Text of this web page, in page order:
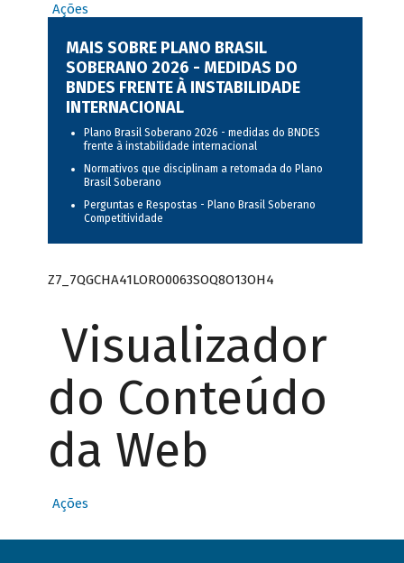
Ações
MAIS SOBRE PLANO BRASIL
SOBERANO 2026 - MEDIDAS DO
BNDES FRENTE À INSTABILIDADE
INTERNACIONAL
Plano Brasil Soberano 2026 - medidas do BNDES
frente à instabilidade internacional
Normativos que disciplinam a retomada do Plano
Brasil Soberano
Perguntas e Respostas - Plano Brasil Soberano
Competitividade
Z7_7QGCHA41LORO0063SOQ8O13OH4
Visualizador
do Conteúdo
da Web
Ações